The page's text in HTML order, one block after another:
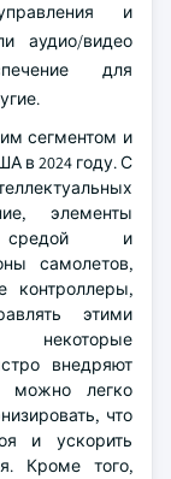
и
аудио/видео
для
сегментом и
в 2024 году. С
элементы
средой и
самолетов,
контроллеры,
этими
некоторые
внедряют
можно легко
что
и ускорить
Кроме того,